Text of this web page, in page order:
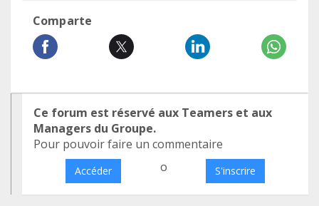
Comparte
Ce forum est réservé aux Teamers et aux
Managers du Groupe.
Pour pouvoir faire un commentaire
Accéder o S'inscrire